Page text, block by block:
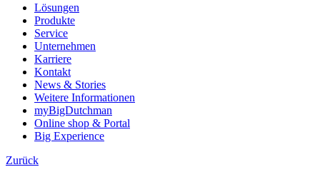
Lösungen
Produkte
Service
Unternehmen
Karriere
Kontakt
News & Stories
Weitere Informationen
myBigDutchman
Online shop & Portal
Big Experience
Zurück